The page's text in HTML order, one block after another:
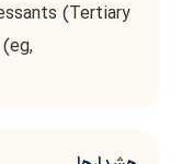
(Tertiary